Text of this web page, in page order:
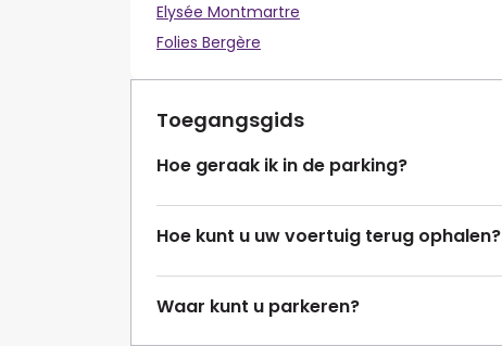
Elysée Montmartre
Folies Bergère
Toegangsgids
Hoe geraak ik in de parking?
Hoe kunt u uw voertuig terug ophalen?
Waar kunt u parkeren?